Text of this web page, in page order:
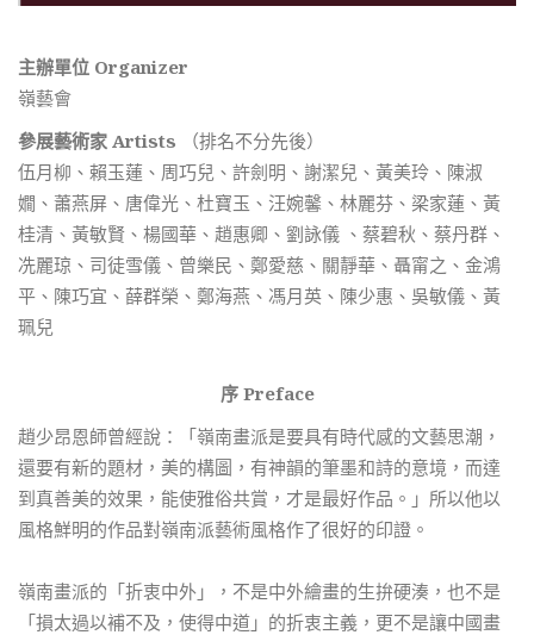
主辦單位 Organizer
嶺藝會
參展藝術家 Artists （排名不分先後）
伍月柳、賴玉蓮、周巧兒、許劍明、謝潔兒、黃美玲、陳淑
嫺、蕭燕屏、唐偉光、杜寶玉、汪婉馨、林麗芬、梁家蓮、黃
桂清、黃敏賢、楊國華、趙惠卿、劉詠儀 、蔡碧秋、蔡丹群、
冼麗琼、司徒雪儀、曾樂民、鄭愛慈、關靜華、聶甯之、金鴻
平、陳巧宜、薛群榮、鄭海燕、馮月英、陳少惠、吳敏儀、黃
珮兒
序 Preface
趙少昂恩師曾經說：「嶺南畫派是要具有時代感的文藝思潮，
還要有新的題材，美的構圖，有神韻的筆墨和詩的意境，而達
到真善美的效果，能使雅俗共賞，才是最好作品。」所以他以
風格鮮明的作品對嶺南派藝術風格作了很好的印證。
嶺南畫派的「折衷中外」，不是中外繪畫的生拚硬湊，也不是
「損太過以補不及，使得中道」的折衷主義，更不是讓中國畫